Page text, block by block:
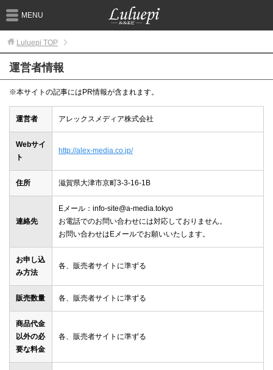
MENU
Luluepi TOP
運営者情報
※本サイトの記事にはPR情報が含まれます。
運営者 アレックスメディア株式会社
Webサイ
ト
http://alex-media.co.jp/
住所 滋賀県大津市京町3-3-16-1B
連絡先
Eメール：info-site@a-media.tokyo
お電話でのお問い合わせには対応しておりません。
お問い合わせはEメールでお願いいたします。
お申し込
み方法
各、販売者サイトに準ずる
販売数量 各、販売者サイトに準ずる
商品代金
以外の必
要な料金
各、販売者サイトに準ずる